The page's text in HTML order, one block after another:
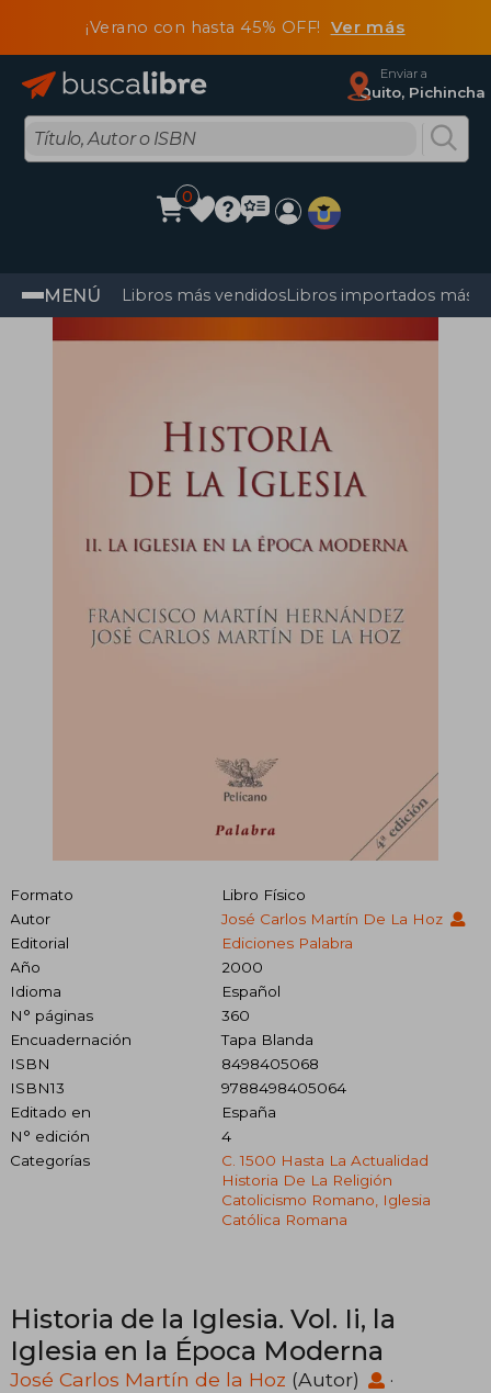
¡Verano con hasta 45% OFF! Ver más
Enviar a
Quito, Pichincha
0
MENÚ Libros más vendidosLibros importados más
Formato
Libro Físico
Autor
José Carlos Martín De La Hoz
Editorial
Ediciones Palabra
Año
2000
Idioma
Español
N° páginas
360
Encuadernación
Tapa Blanda
ISBN
8498405068
ISBN13
9788498405064
Editado en
España
N° edición
4
Categorías
C. 1500 Hasta La Actualidad
Historia De La Religión
Catolicismo Romano, Iglesia
Católica Romana
Historia de la Iglesia. Vol. Ii, la
Iglesia en la Época Moderna
José Carlos Martín de la Hoz (Autor)
·